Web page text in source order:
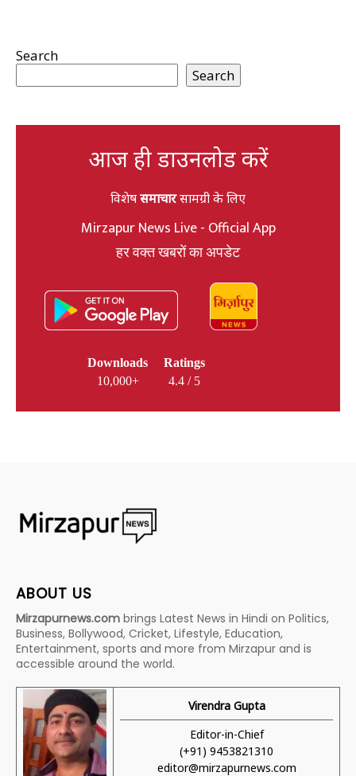
Search
Search
आज ही डाउनलोड करें
विशेषसमाचारसामग्री के लिए
Mirzapur News Live - Official App
हर वक्त खबरों का अपडेट
Downloads
10,000+
Ratings
4.4 / 5
ABOUT US
Mirzapurnews.com brings Latest News in Hindi on Politics,
Business, Bollywood, Cricket, Lifestyle, Education,
Entertainment, sports and more from Mirzapur and is
accessible around the world.
Virendra Gupta
Editor-in-Chief
(+91) 9453821310
editor@mirzapurnews.com